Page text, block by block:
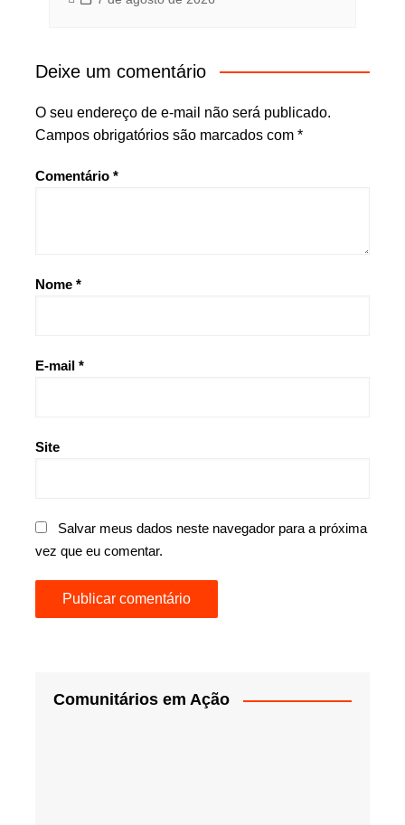
Deixe um comentário
O seu endereço de e-mail não será publicado.
Campos obrigatórios são marcados com *
Comentário *
Nome *
E-mail *
Site
Salvar meus dados neste navegador para a próxima
vez que eu comentar.
Comunitários em Ação